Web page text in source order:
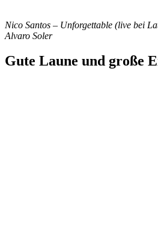
Nico Santos – Unforgettable (live bei
Alvaro Soler
Gute Laune und große